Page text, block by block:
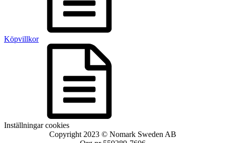
Köpvillkor
Inställningar cookies
Copyright 2023 © Nomark Sweden AB